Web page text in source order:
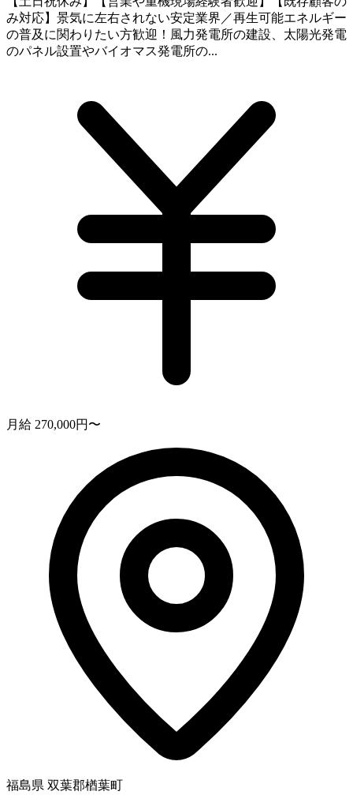
み対応】景気に左右されない安定業界／再生可能エネルギー
の普及に関わりたい方歓迎！風力発電所の建設、太陽光発電
のパネル設置やバイオマス発電所の...
月給 270,000円〜
福島県 双葉郡楢葉町